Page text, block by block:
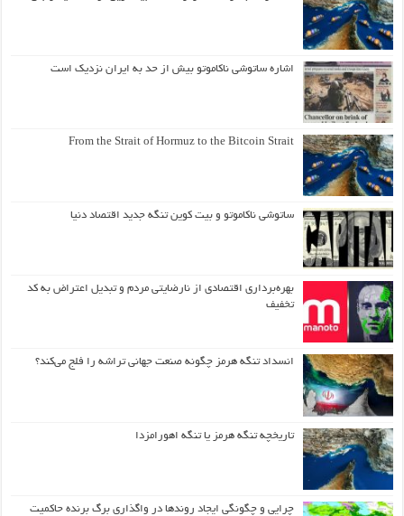
اشاره ساتوشی ناکاموتو بیش از حد به ایران نزدیک است
From the Strait of Hormuz to the Bitcoin Strait
ساتوشی ناکاموتو و بیت کوین تنگه جدید اقتصاد دنیا
بهره‌برداری اقتصادی از نارضایتی مردم و تبدیل اعتراض به کد
تخفیف
انسداد تنگه هرمز چگونه صنعت جهانی تراشه را فلج می‌کند؟
تاریخچه تنگه هرمز یا تنگه اهورامزدا
چرایی و چگونگی ایجاد روندها در واگذاری برگ برنده حاکمیت